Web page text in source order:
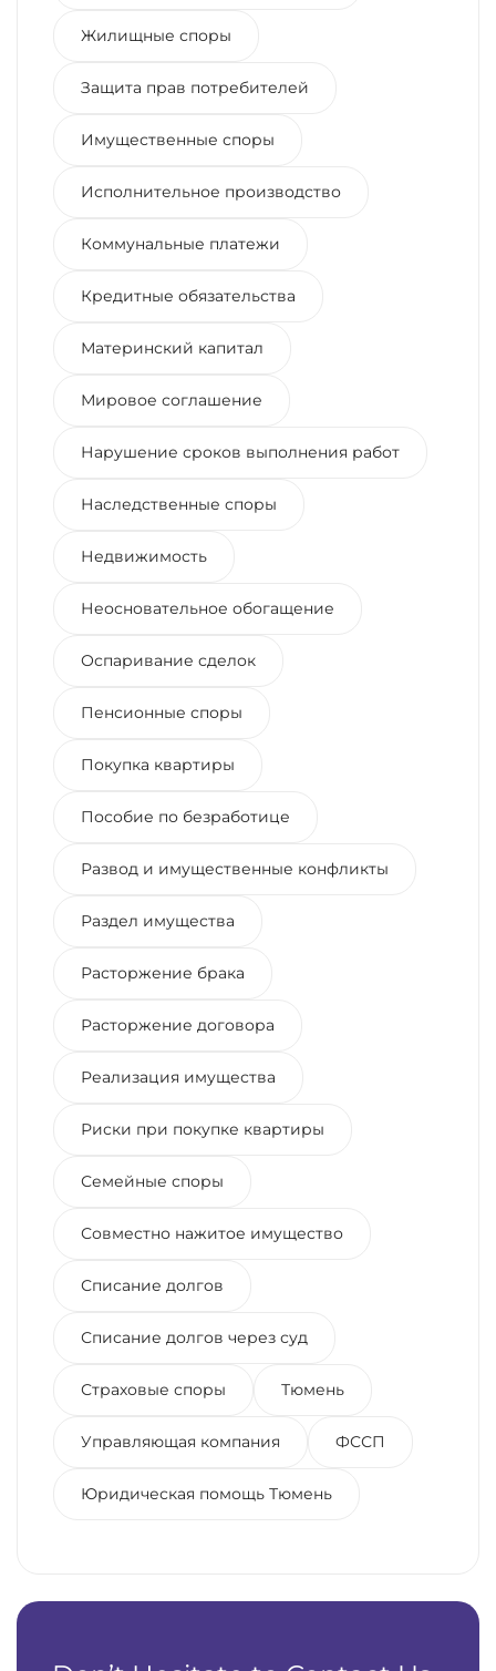
Жилищные споры
Защита прав потребителей
Имущественные споры
Исполнительное производство
Коммунальные платежи
Кредитные обязательства
Материнский капитал
Мировое соглашение
Нарушение сроков выполнения работ
Наследственные споры
Недвижимость
Неосновательное обогащение
Оспаривание сделок
Пенсионные споры
Покупка квартиры
Пособие по безработице
Развод и имущественные конфликты
Раздел имущества
Расторжение брака
Расторжение договора
Реализация имущества
Риски при покупке квартиры
Семейные споры
Совместно нажитое имущество
Списание долгов
Списание долгов через суд
Страховые споры Тюмень
Управляющая компания ФССП
Юридическая помощь Тюмень